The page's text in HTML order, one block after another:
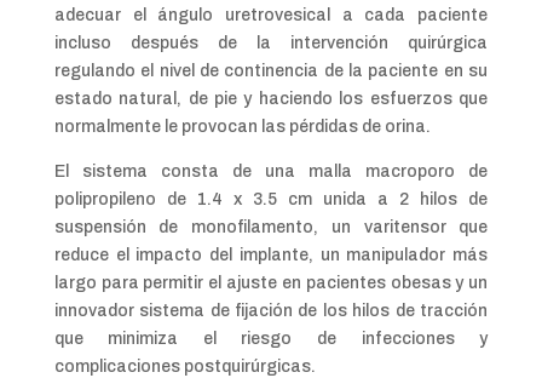
adecuar el ángulo uretrovesical a cada paciente
incluso después de la intervención quirúrgica
regulando el nivel de continencia de la paciente en su
estado natural, de pie y haciendo los esfuerzos que
normalmente le provocan las pérdidas de orina.
El sistema consta de una malla macroporo de
polipropileno de 1.4 x 3.5 cm unida a 2 hilos de
suspensión de monofilamento, un varitensor que
reduce el impacto del implante, un manipulador más
largo para permitir el ajuste en pacientes obesas y un
innovador sistema de fijación de los hilos de tracción
que minimiza el riesgo de infecciones y
complicaciones postquirúrgicas.